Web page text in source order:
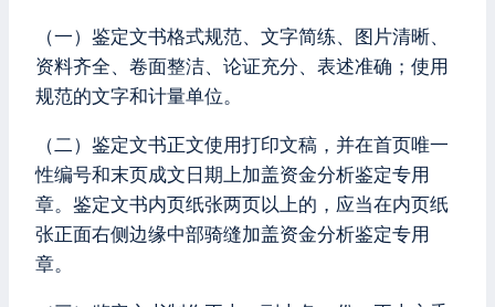
（一）鉴定文书格式规范、文字简练、图片清晰、
资料齐全、卷面整洁、论证充分、表述准确；使用
规范的文字和计量单位。
（二）鉴定文书正文使用打印文稿，并在首页唯一
性编号和末页成文日期上加盖资金分析鉴定专用
章。鉴定文书内页纸张两页以上的，应当在内页纸
张正面右侧边缘中部骑缝加盖资金分析鉴定专用
章。